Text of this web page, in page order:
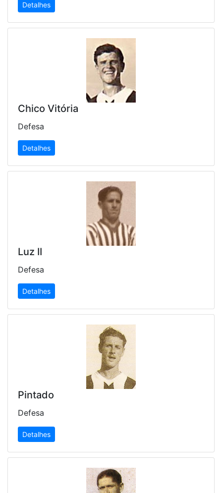
Detalhes
Chico Vitória
Defesa
Detalhes
Luz II
Defesa
Detalhes
Pintado
Defesa
Detalhes